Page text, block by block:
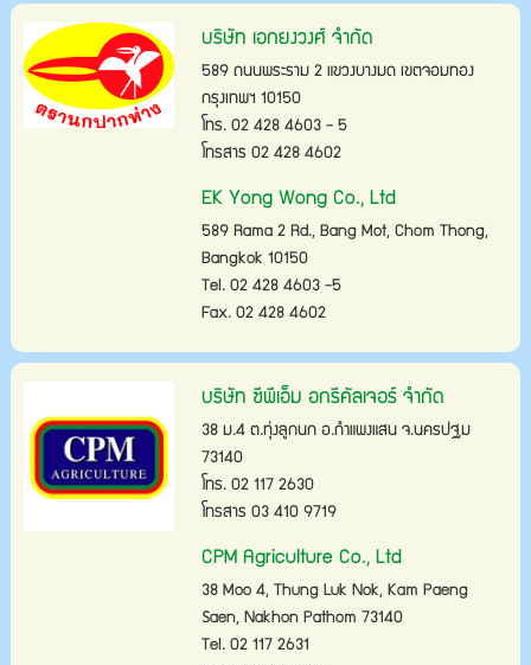
บริษัท เอกยงวงศ์ จำกัด
589 ถนนพระราม 2 แขวงบางมด เขตจอมทอง
กรุงเทพฯ 10150
โทร. 02 428 4603 - 5
โทรสาร 02 428 4602
EK Yong Wong Co., Ltd
589 Rama 2 Rd., Bang Mot, Chom Thong,
Bangkok 10150
Tel. 02 428 4603 -5
Fax. 02 428 4602
บริษัท ซีพีเอ็ม อกรีคัลเจอร์ จำกัด
38 ม.4 ต.ทุ่งลูกนก อ.กำแพงแสน จ.นครปฐม
73140
โทร. 02 117 2630
โทรสาร 03 410 9719
CPM Agriculture Co., Ltd
38 Moo 4, Thung Luk Nok, Kam Paeng
Saen, Nakhon Pathom 73140
Tel. 02 117 2631